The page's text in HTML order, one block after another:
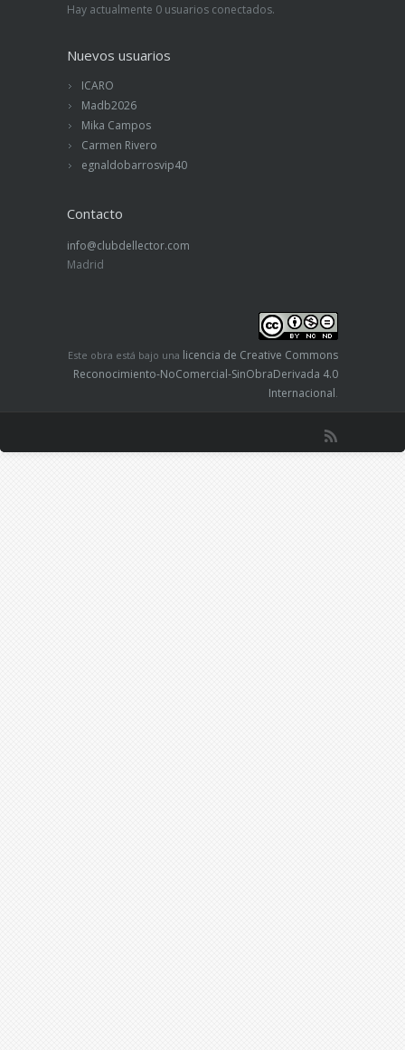
Hay actualmente 0 usuarios conectados.
Nuevos usuarios
ICARO
Madb2026
Mika Campos
Carmen Rivero
egnaldobarrosvip40
Contacto
info@clubdellector.com
Madrid
Este obra está bajo una licencia de Creative Commons
Reconocimiento-NoComercial-SinObraDerivada 4.0
Internacional